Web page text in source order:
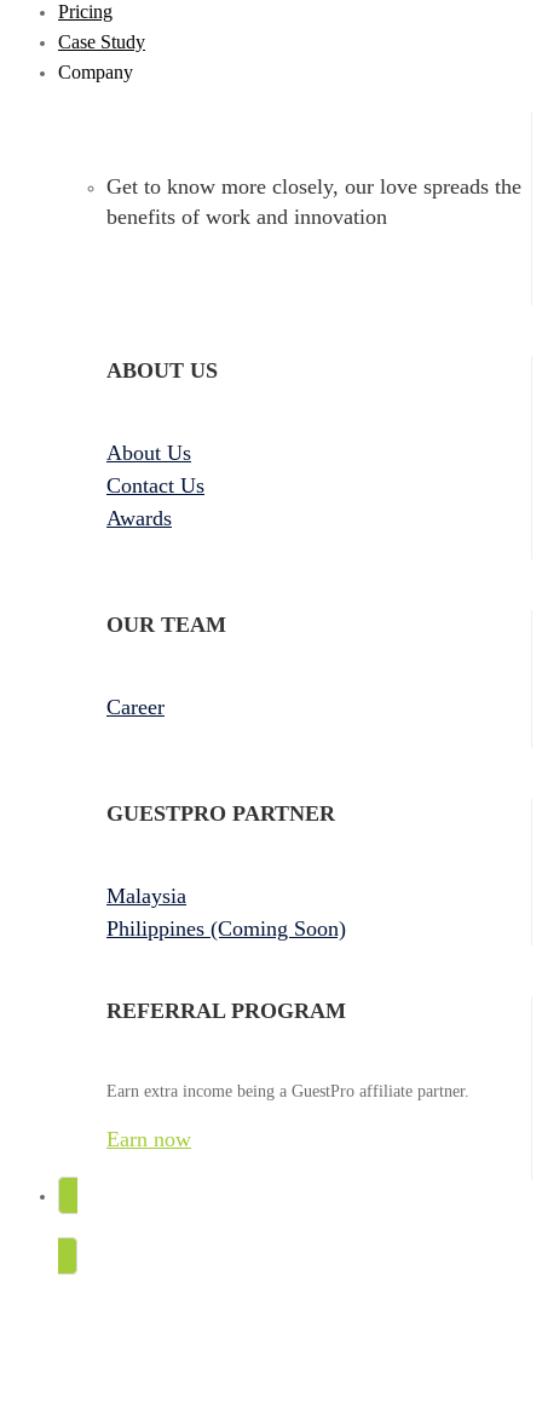
Pricing
Case Study
Company
Get to know more closely, our love spreads the
benefits of work and innovation
ABOUT US
About Us
Contact Us
Awards
OUR TEAM
Career
GUESTPRO PARTNER
Malaysia
Philippines (Coming Soon)
REFERRAL PROGRAM
Earn extra income being a GuestPro affiliate partner.
Earn now